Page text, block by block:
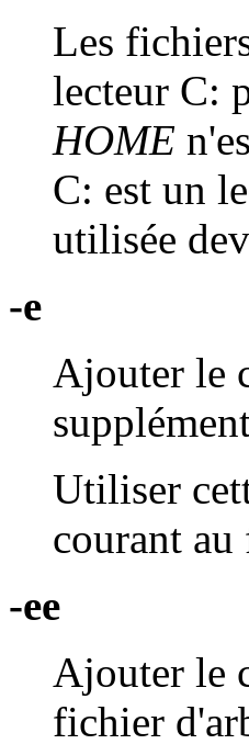
Les
lecteur C:
HOME
C: est un
utilisée
-e
Ajouter le
Utiliser
courant au
-ee
Ajouter le
fichier